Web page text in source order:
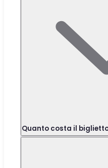
Quanto costa il